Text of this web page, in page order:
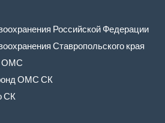
Российской Федерации
Ставропольского края
ОМС
ОМС СК
СК